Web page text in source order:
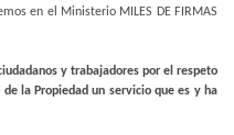
en el Ministerio MILES DE FIRMAS
y trabajadores por el respeto
la Propiedad un servicio que es y ha